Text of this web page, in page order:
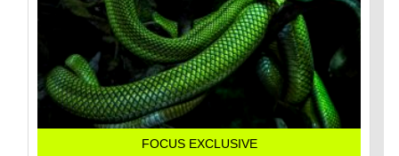
FOCUS EXCLUSIVE